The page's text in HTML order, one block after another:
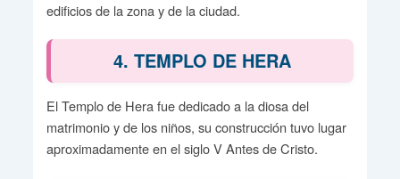
edificios de la zona y de la ciudad.
4. TEMPLO DE HERA
El Templo de Hera fue dedicado a la diosa del
matrimonio y de los niños, su construcción tuvo lugar
aproximadamente en el siglo V Antes de Cristo.